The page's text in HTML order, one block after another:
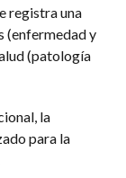
registra una
(enfermedad y
(patología
la
para la